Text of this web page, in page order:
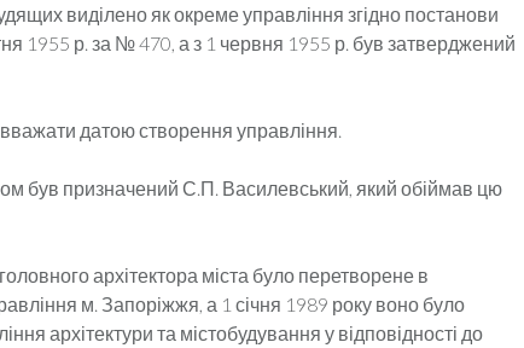
виділено як окреме управління згідно постанови
1955 р. за № 470, а з 1 червня 1955 р. був затверджений
датою створення управління.
був призначений С.П. Василевський, який обіймав цю
архітектора міста було перетворене в
м. Запоріжжя, а 1 січня 1989 року воно було
архітектури та містобудування у відповідності до